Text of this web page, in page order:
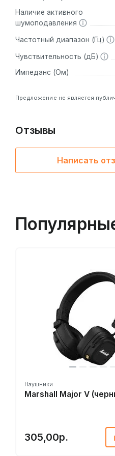
Наличие активного
шумоподавления
Частотный диапазон (Гц)
Чувствительность (дБ)
Импеданс (Ом)
Предложение не является
Отзывы
Написать
Наушники
Marshall Major V
305,00р.